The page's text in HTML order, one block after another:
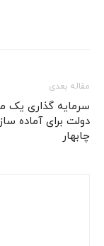
مقاله بعدی
سرمایه گذاری یک
دولت برای آماده
چابهار